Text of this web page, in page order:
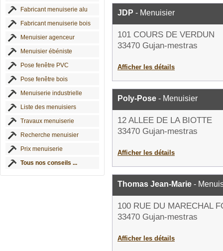
Fabricant menuiserie alu
Fabricant menuiserie bois
Menuisier agenceur
Menuisier ébéniste
Pose fenêtre PVC
Pose fenêtre bois
Menuiserie industrielle
Liste des menuisiers
Travaux menuiserie
Recherche menuisier
Prix menuiserie
Tous nos conseils ...
JDP - Menuisier
101 COURS DE VERDUN
33470 Gujan-mestras
Afficher les détails
Poly-Pose - Menuisier
12 ALLEE DE LA BIOTTE
33470 Gujan-mestras
Afficher les détails
Thomas Jean-Marie -
100 RUE DU MARECHAL
33470 Gujan-mestras
Afficher les détails